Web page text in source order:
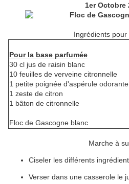
1er Octobre
Ingrédients pour
Pour la base parfumée
30 cl jus de raisin blanc
10 feuilles de verveine citronnelle
1 petite poignée d'aspérule odorante
1 zeste de citron
1 bâton de citronnelle
Floc de Gascogne blanc
Marche à
Ciseler les différents
Verser dans une casserole le